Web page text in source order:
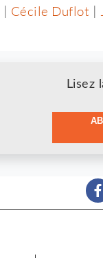
| Cécile Duflot |
Lisez